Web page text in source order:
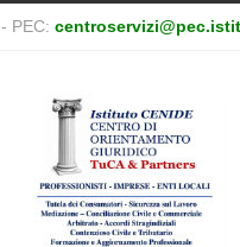
- PEC: